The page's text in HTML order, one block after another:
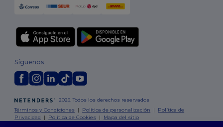
2026. Todos los derechos reservados
Términos y Condiciones | Política de personalización | Política de
Privacidad | Política de Cookies | Mapa del sitio
Síguenos